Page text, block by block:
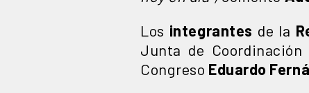
Los integrantes de la
Junta de
Congreso Eduardo